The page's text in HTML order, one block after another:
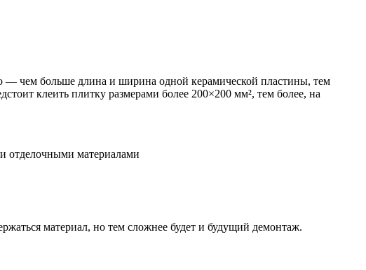
— чем больше длина и ширина одной керамической пластины, тем
клеить плитку размерами более 200×200 мм², тем более, на
отделочными материалами
материал, но тем сложнее будет и будущий демонтаж.